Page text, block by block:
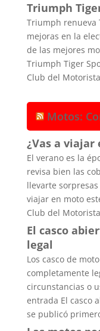
Triumph
Triumph renueva
mejoras en la
de las mejores
Triumph Tiger
Club del
Motos:
¿Vas a viajar
El verano es la
revisa bien las
llevarte sorpresas
viajar en moto
Club del
El casco
legal
Los casco de
completamente
circunstancias o
entrada El casco
se publicó